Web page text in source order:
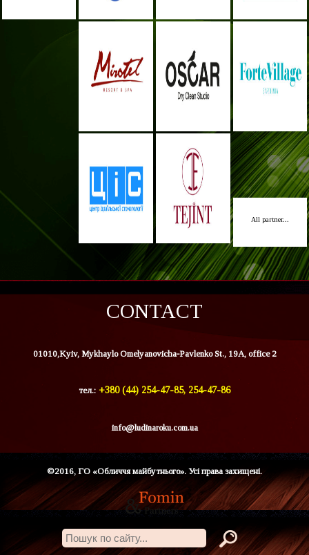
All partner...
CONTACT
01010,Kyiv, Mykhaylo Omelyanovicha-Pavlenko St., 19A, office 2
тел.: +380 (44) 254-47-85, 254-47-86
info@ludinaroku.com.ua
©2016, ГО «Обличчя майбутнього». Усі права захищені.